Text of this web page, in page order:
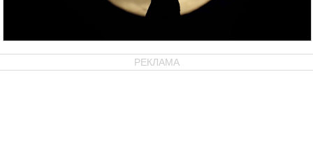
РЕКЛАМА